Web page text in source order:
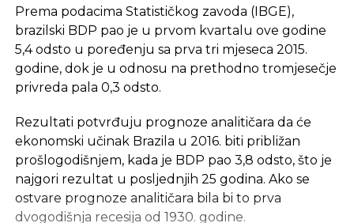
Prema podacima Statističkog zavoda (IBGE),
brazilski BDP pao je u prvom kvartalu ove godine
5,4 odsto u poređenju sa prva tri mjeseca 2015.
godine, dok je u odnosu na prethodno tromjesečje
privreda pala 0,3 odsto.
Rezultati potvrđuju prognoze analitičara da će
ekonomski učinak Brazila u 2016. biti približan
prošlogodišnjem, kada je BDP pao 3,8 odsto, što je
najgori rezultat u posljednjih 25 godina. Ako se
ostvare prognoze analitičara bila bi to prva
dvogodišnja recesija od 1930. godine.